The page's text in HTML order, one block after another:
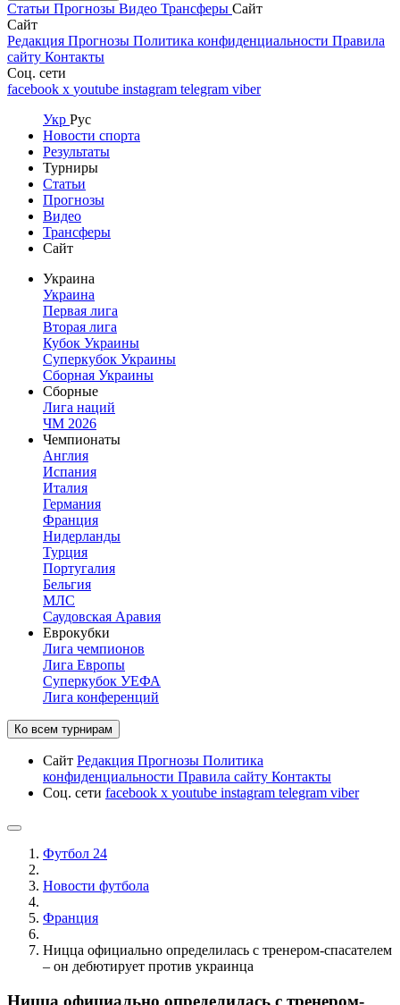
Статьи Прогнозы Видео Трансферы Сайт
Сайт
Редакция Прогнозы Политика конфиденциальности Правила
сайту Контакты
Соц. сети
facebook x youtube instagram telegram viber
Укр Рус
Новости спорта
Результаты
Турниры
Статьи
Прогнозы
Видео
Трансферы
Сайт
Украина
Украина
Первая лига
Вторая лига
Кубок Украины
Суперкубок Украины
Сборная Украины
Сборные
Лига наций
ЧМ 2026
Чемпионаты
Англия
Испания
Италия
Германия
Франция
Нидерланды
Турция
Португалия
Бельгия
МЛС
Саудовская Аравия
Еврокубки
Лига чемпионов
Лига Европы
Суперкубок УЕФА
Лига конференций
Ко всем турнирам
Сайт Редакция Прогнозы Политика
конфиденциальности Правила сайту Контакты
Соц. сети facebook x youtube instagram telegram viber
Футбол 24
Новости футбола
Франция
Ницца официально определилась с тренером-спасателем
– он дебютирует против украинца
Ницца официально определилась с тренером-